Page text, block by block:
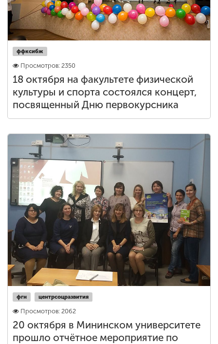
ффксибж
Просмотров: 2350
18 октября на факультете физической
культуры и спорта состоялся концерт,
посвященный Дню первокурсника
фгн центрсоцразвития
Просмотров: 2062
20 октября в Мининском университете
прошло отчётное мероприятие по